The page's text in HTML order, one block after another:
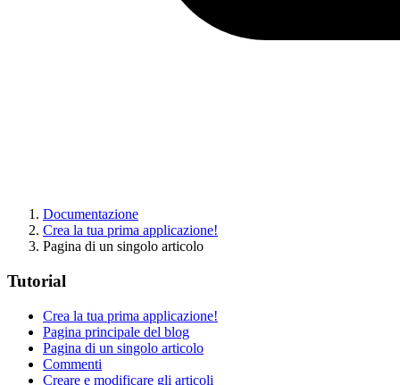
Documentazione
Crea la tua prima applicazione!
Pagina di un singolo articolo
Tutorial
Crea la tua prima applicazione!
Pagina principale del blog
Pagina di un singolo articolo
Commenti
Creare e modificare gli articoli